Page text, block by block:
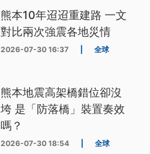
熊本10年迢迢重建路 一文
對比兩次強震各地災情
2026-07-30 16:37 全球
熊本地震高架橋錯位卻沒
垮 是「防落橋」裝置奏效
嗎？
2026-07-30 18:54 全球